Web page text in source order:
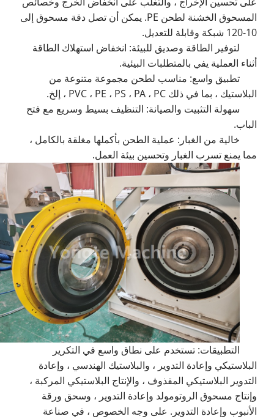
المسحوق الخشنة لطحن PE. يمكن أن تصل دقة مسحوق إلى
10-120 شبكة وقابلة للتعديل.
لتوفير الطاقة وصديق للبيئة: انخفاض استهلاك الطاقة
أثناء العملية يفي بالمتطلبات البيئية.
تطبيق واسع: مناسب لطحن مجموعة متنوعة من
البلاستيك ، بما في ذلك PVC ، PE ، PS ، PA ، PC ، إلخ.
سهولة التثبيت والصيانة: التنظيف بسيط وسريع مع فتح
الباب.
خالية من الغبار: عملية الطحن بأكملها مغلقة بالكامل ،
مما يمنع تسرب الغبار وتحسين بيئة العمل.
التطبيقات: تستخدم على نطاق واسع في التكرير
البلاستيكي وإعادة التدوير ، والبلاستيك الهندسي ، وإعادة
التدوير البلاستيكي المقذوف ، والإنتاج البلاستيكي المركبة ،
وإنتاج مسحوق الروتومولد وإعادة التدوير ، وسحق ورقة
الأنبوب وإعادة التدوير. على وجه الخصوص ، في صناعة